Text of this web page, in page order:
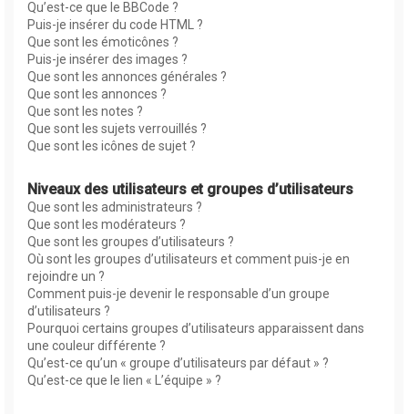
Qu’est-ce que le BBCode ?
Puis-je insérer du code HTML ?
Que sont les émoticônes ?
Puis-je insérer des images ?
Que sont les annonces générales ?
Que sont les annonces ?
Que sont les notes ?
Que sont les sujets verrouillés ?
Que sont les icônes de sujet ?
Niveaux des utilisateurs et groupes d’utilisateurs
Que sont les administrateurs ?
Que sont les modérateurs ?
Que sont les groupes d’utilisateurs ?
Où sont les groupes d’utilisateurs et comment puis-je en
rejoindre un ?
Comment puis-je devenir le responsable d’un groupe
d’utilisateurs ?
Pourquoi certains groupes d’utilisateurs apparaissent dans
une couleur différente ?
Qu’est-ce qu’un « groupe d’utilisateurs par défaut » ?
Qu’est-ce que le lien « L’équipe » ?